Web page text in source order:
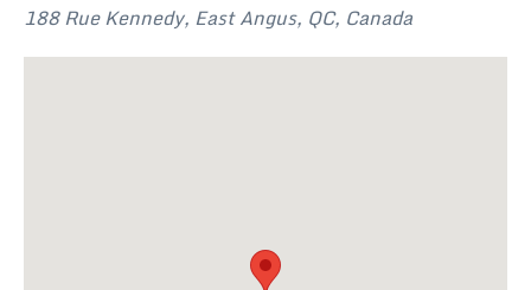
188 Rue Kennedy, East Angus, QC, Canada